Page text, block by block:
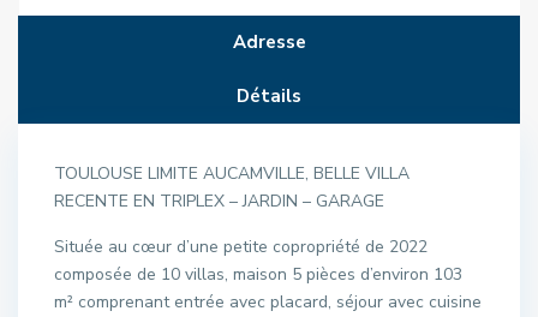
Adresse
Détails
TOULOUSE LIMITE AUCAMVILLE, BELLE VILLA
RECENTE EN TRIPLEX – JARDIN – GARAGE
Située au cœur d’une petite copropriété de 2022
composée de 10 villas, maison 5 pièces d’environ 103
m² comprenant entrée avec placard, séjour avec cuisine